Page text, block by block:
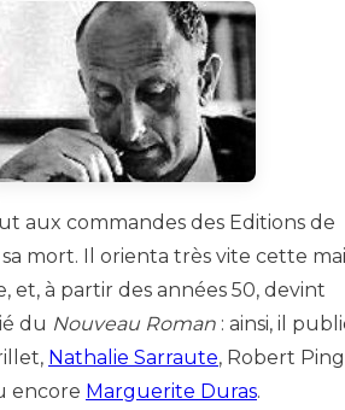
aux commandes des Editions de
mort. Il orienta très vite cette
et, à partir des années 50, devint
du Nouveau Roman : ainsi, il
Nathalie Sarraute, Robert
encore Marguerite Duras.